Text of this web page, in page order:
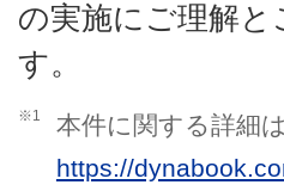
の実施にご理解
す。
※1
本件に関する詳細
https://